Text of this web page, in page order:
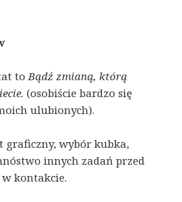
to Bądź zmianą, którą
(osobiście bardzo się
ulubionych).
graficzny, wybór kubka,
innych zadań przed
kontakcie.